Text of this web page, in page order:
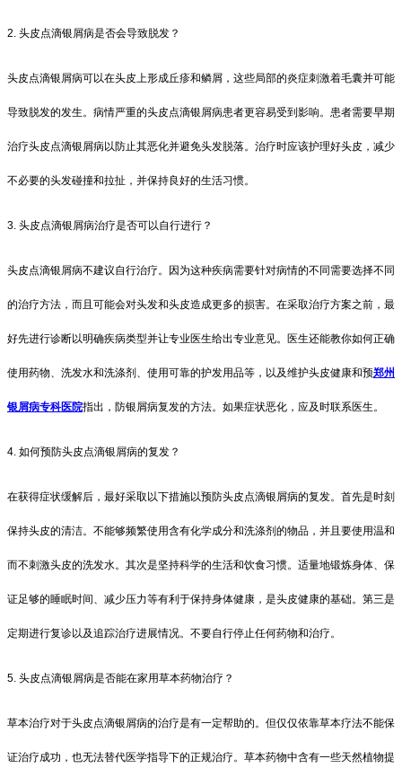
2. 头皮点滴银屑病是否会导致脱发？
头皮点滴银屑病可以在头皮上形成丘疹和鳞屑，这些局部的炎症刺激着毛囊并可能
导致脱发的发生。病情严重的头皮点滴银屑病患者更容易受到影响。患者需要早期
治疗头皮点滴银屑病以防止其恶化并避免头发脱落。治疗时应该护理好头皮，减少
不必要的头发碰撞和拉扯，并保持良好的生活习惯。
3. 头皮点滴银屑病治疗是否可以自行进行？
头皮点滴银屑病不建议自行治疗。因为这种疾病需要针对病情的不同需要选择不同
的治疗方法，而且可能会对头发和头皮造成更多的损害。在采取治疗方案之前，最
好先进行诊断以明确疾病类型并让专业医生给出专业意见。医生还能教你如何正确
使用药物、洗发水和洗涤剂、使用可靠的护发用品等，以及维护头皮健康和预郑州
银屑病专科医院指出，防银屑病复发的方法。如果症状恶化，应及时联系医生。
4. 如何预防头皮点滴银屑病的复发？
在获得症状缓解后，最好采取以下措施以预防头皮点滴银屑病的复发。首先是时刻
保持头皮的清洁。不能够频繁使用含有化学成分和洗涤剂的物品，并且要使用温和
而不刺激头皮的洗发水。其次是坚持科学的生活和饮食习惯。适量地锻炼身体、保
证足够的睡眠时间、减少压力等有利于保持身体健康，是头皮健康的基础。第三是
定期进行复诊以及追踪治疗进展情况。不要自行停止任何药物和治疗。
5. 头皮点滴银屑病是否能在家用草本药物治疗？
草本治疗对于头皮点滴银屑病的治疗是有一定帮助的。但仅仅依靠草本疗法不能保
证治疗成功，也无法替代医学指导下的正规治疗。草本药物中含有一些天然植物提